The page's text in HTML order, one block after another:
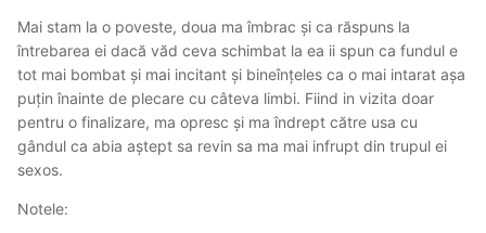
Mai stam la o poveste, doua ma îmbrac și ca răspuns la
întrebarea ei dacă văd ceva schimbat la ea ii spun ca fundul e
tot mai bombat și mai incitant și bineînțeles ca o mai intarat așa
puțin înainte de plecare cu câteva limbi. Fiind in vizita doar
pentru o finalizare, ma opresc și ma îndrept către usa cu
gândul ca abia aștept sa revin sa ma mai infrupt din trupul ei
sexos.
Notele: